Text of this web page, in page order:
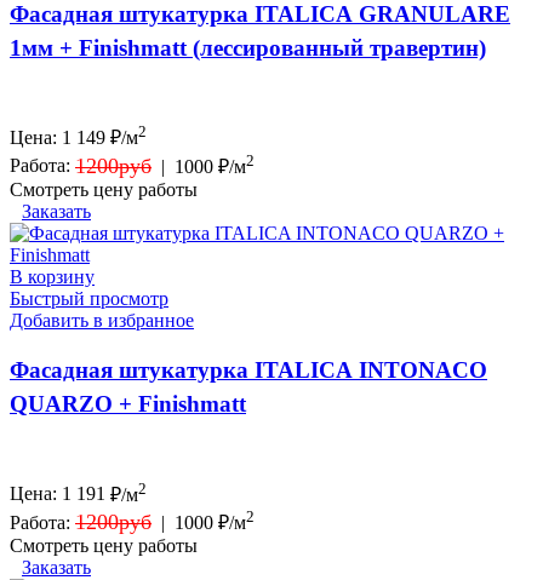
Фасадная штукатурка ITALICA GRANULARE
1мм + Finishmatt (лессированный травертин)
Цена: 1 149 ₽/м2
Работа: 1200руб | 1000 ₽/м2
Смотреть цену работы
Заказать
В корзину
Быстрый просмотр
Добавить в избранное
Фасадная штукатурка ITALICA INTONACO
QUARZO + Finishmatt
Цена: 1 191 ₽/м2
Работа: 1200руб | 1000 ₽/м2
Смотреть цену работы
Заказать